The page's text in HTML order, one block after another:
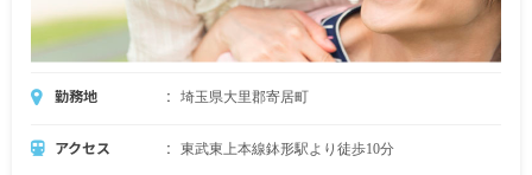
勤務地 埼玉県大里郡寄居町
アクセス 東武東上本線鉢形駅より徒歩10分